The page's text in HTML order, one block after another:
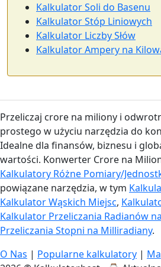
Kalkulator Soli do Basenu
Kalkulator Stóp Liniowych
Kalkulator Liczby Słów
Kalkulator Ampery na
Przeliczaj crore na miliony i
prostego w użyciu narzędzia do
Idealne dla finansów, biznesu i
wartości. Konwerter Crore na
Kalkulatory Różne Pomiary/
powiązane narzędzia, w tym
Kalkulator Wąskich Miejsc,
Kalkulator Przeliczania Radianów
Przeliczania Stopni na Milliradiany.
O Nas | Popularne kalkulatory |